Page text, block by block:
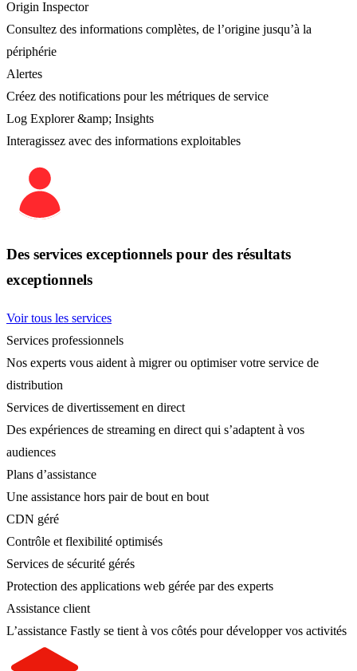
Origin Inspector
Consultez des informations complètes, de l’origine jusqu’à la
périphérie
Alertes
Créez des notifications pour les métriques de service
Log Explorer &amp; Insights
Interagissez avec des informations exploitables
Des services exceptionnels pour des résultats
exceptionnels
Voir tous les services
Services professionnels
Nos experts vous aident à migrer ou optimiser votre service de
distribution
Services de divertissement en direct
Des expériences de streaming en direct qui s’adaptent à vos
audiences
Plans d’assistance
Une assistance hors pair de bout en bout
CDN géré
Contrôle et flexibilité optimisés
Services de sécurité gérés
Protection des applications web gérée par des experts
Assistance client
L’assistance Fastly se tient à vos côtés pour développer vos activités